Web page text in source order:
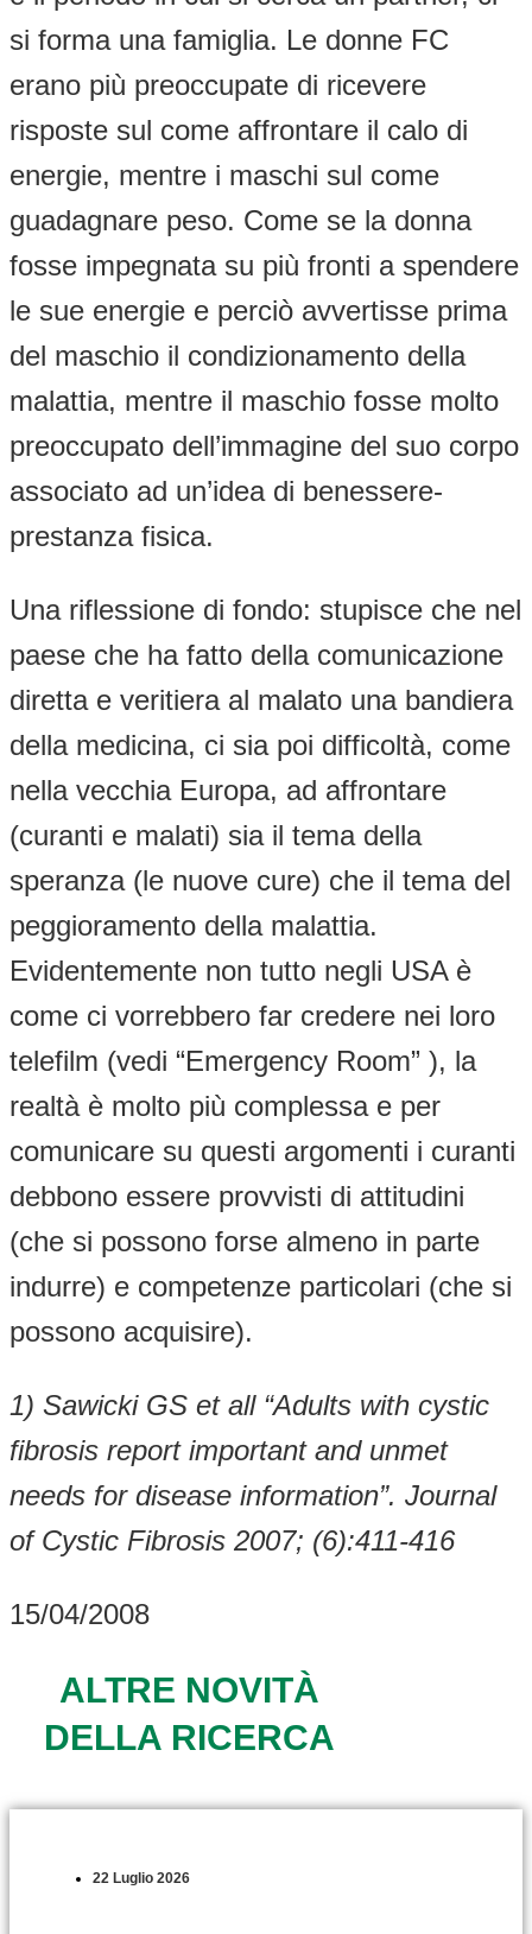
si forma una famiglia. Le donne FC
erano più preoccupate di ricevere
risposte sul come affrontare il calo di
energie, mentre i maschi sul come
guadagnare peso. Come se la donna
fosse impegnata su più fronti a spendere
le sue energie e perciò avvertisse prima
del maschio il condizionamento della
malattia, mentre il maschio fosse molto
preoccupato dell’immagine del suo corpo
associato ad un’idea di benessere-
prestanza fisica.
Una riflessione di fondo: stupisce che nel
paese che ha fatto della comunicazione
diretta e veritiera al malato una bandiera
della medicina, ci sia poi difficoltà, come
nella vecchia Europa, ad affrontare
(curanti e malati) sia il tema della
speranza (le nuove cure) che il tema del
peggioramento della malattia.
Evidentemente non tutto negli USA è
come ci vorrebbero far credere nei loro
telefilm (vedi “Emergency Room” ), la
realtà è molto più complessa e per
comunicare su questi argomenti i curanti
debbono essere provvisti di attitudini
(che si possono forse almeno in parte
indurre) e competenze particolari (che si
possono acquisire).
1) Sawicki GS et all “Adults with cystic
fibrosis report important and unmet
needs for disease information”. Journal
of Cystic Fibrosis 2007; (6):411-416
15/04/2008
ALTRE NOVITÀ
DELLA RICERCA
22 Luglio 2026